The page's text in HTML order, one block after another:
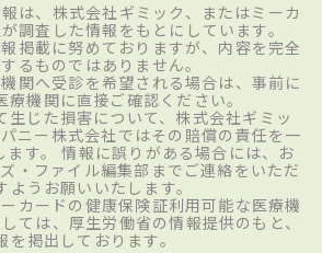
は、株式会社ギミック、またはミーカ
調査した情報をもとにしています。
掲載に努めておりますが、内容を完全
るものではありません。
関へ受診を希望される場合は、事前に
療機関に直接ご確認ください。
生じた損害について、株式会社ギミッ
ニー株式会社ではその賠償の責任を一
ます。 情報に誤りがある場合には、お
・ファイル編集部までご連絡をいただ
ようお願いいたします。
カードの健康保険証利用可能な医療機
ては、厚生労働省の情報提供のもと、
を掲出しております。